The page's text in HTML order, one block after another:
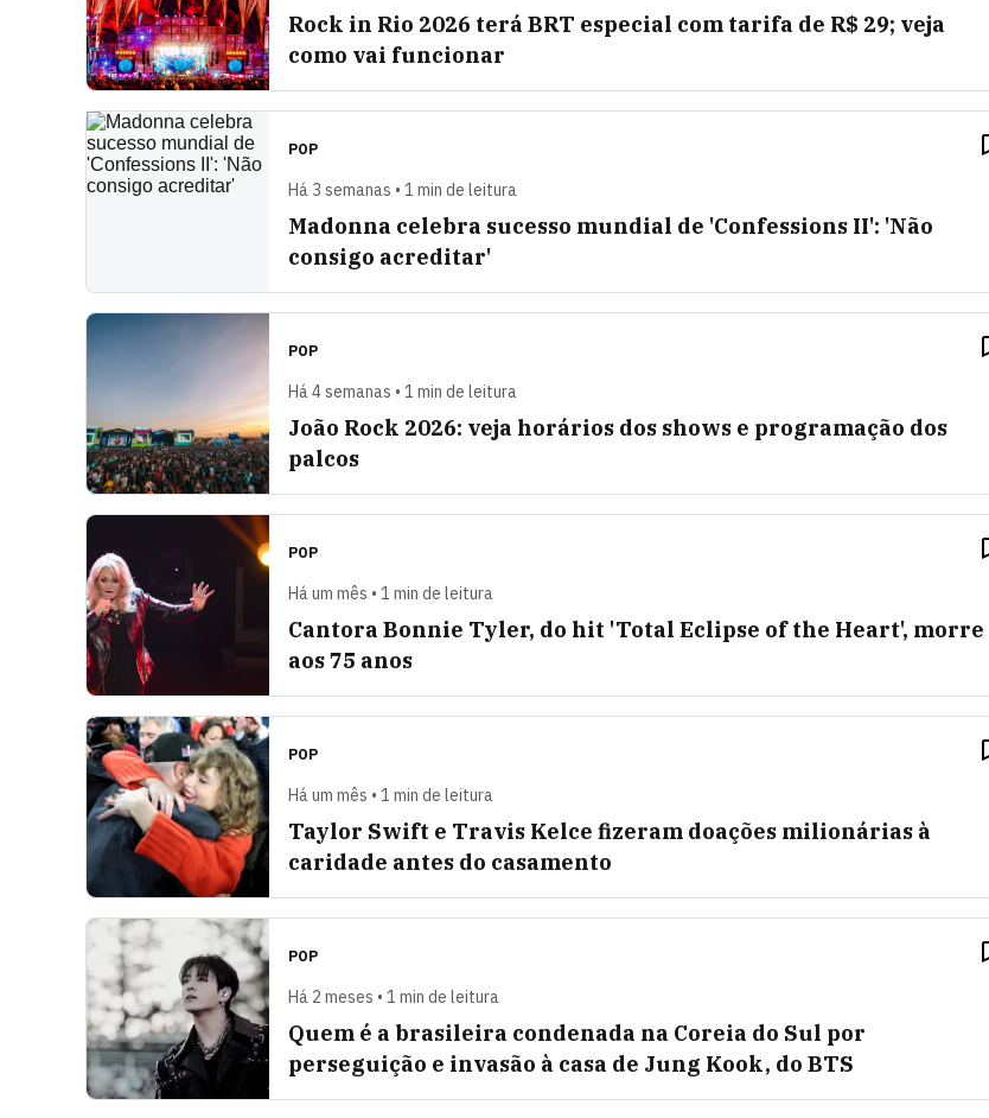
Rock in Rio 2026 terá BRT especial com tarifa de R$ 29; veja
como vai funcionar
POP
Há 3 semanas • 1 min de leitura
Madonna celebra sucesso mundial de 'Confessions II': 'Não
consigo acreditar'
POP
Há 4 semanas • 1 min de leitura
João Rock 2026: veja horários dos shows e programação dos
palcos
POP
Há um mês • 1 min de leitura
Cantora Bonnie Tyler, do hit 'Total Eclipse of the Heart', morre
aos 75 anos
POP
Há um mês • 1 min de leitura
Taylor Swift e Travis Kelce fizeram doações milionárias à
caridade antes do casamento
POP
Há 2 meses • 1 min de leitura
Quem é a brasileira condenada na Coreia do Sul por
perseguição e invasão à casa de Jung Kook, do BTS